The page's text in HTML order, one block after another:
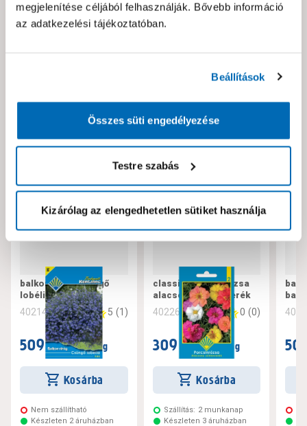
megjelenítése céljából felhasználják. Bővebb információ
az adatkezelési tájékoztatóban.
Beállítások
Összes süti engedélyezése
Testre szabás
Kizárólag az elengedhetetlen sütiket használja
Hibát találtál az oldalon vagy a termék leírásában?
Neked ajánljuk!
balkon virág csüngő
lobélia kék
402142 5 (1)
509 Ft / csomag
Kosárba
Nem szállítható
Készleten 2 áruházban
classic porcsinrózsa
alacsony színkeverék
402260 0 (0)
309 Ft / csomag
Kosárba
Szállítás: 2 munkanap
Készleten 3 áruházban